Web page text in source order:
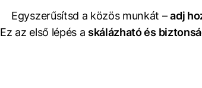
Egyszerűsítsd a közös munkát – adj
Ez az első lépés a skálázható és